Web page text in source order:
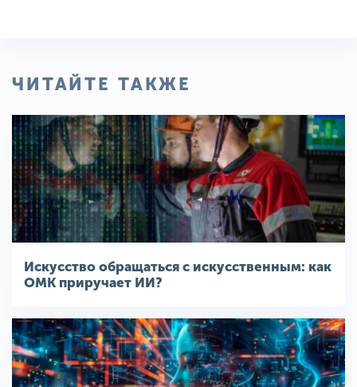
ЧИТАЙТЕ ТАКЖЕ
Искусство обращаться с искусственным: как
ОМК приручает ИИ?